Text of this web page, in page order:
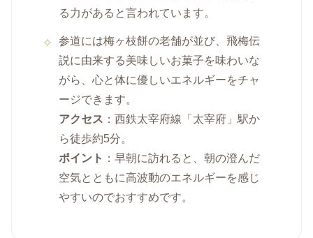
る力があると言われています。
参道には梅ヶ枝餅の老舗が並び、飛梅伝
説に由来する美味しいお菓子を味わいな
がら、心と体に優しいエネルギーをチャ
ージできます。
アクセス ：西鉄太宰府線「太宰府」駅か
ら徒歩約5分。
ポイント ：早朝に訪れると、朝の澄んだ
空気とともに高波動のエネルギーを感じ
やすいのでおすすめです。